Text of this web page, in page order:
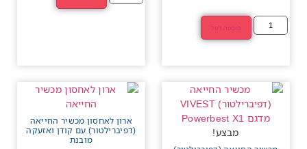
הוספה לסל
מבצע!
ארון לאחסון מכשיר החייאה
(דפיברילטור) עם קודן ואזעקה
מובנת